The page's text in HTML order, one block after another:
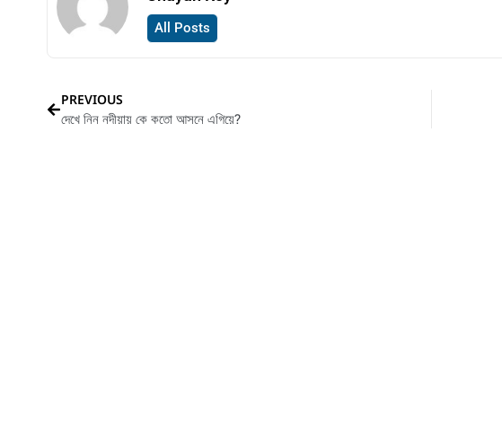
All Posts
PREVIOUS
দেখে নিন নদীয়ায় কে কতো আসনে এগিয়ে?